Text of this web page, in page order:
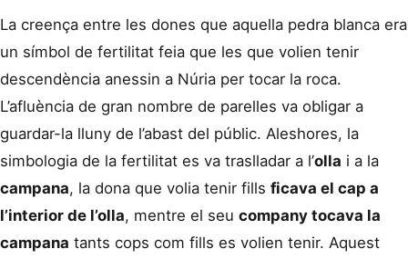
La creença entre les dones que aquella pedra blanca era
un símbol de fertilitat feia que les que volien tenir
descendència anessin a Núria per tocar la roca.
L’afluència de gran nombre de parelles va obligar a
guardar-la lluny de l’abast del públic. Aleshores, la
simbologia de la fertilitat es va traslladar a l’olla i a la
campana, la dona que volia tenir fills ficava el cap a
l’interior de l’olla, mentre el seu company tocava la
campana tants cops com fills es volien tenir. Aquest